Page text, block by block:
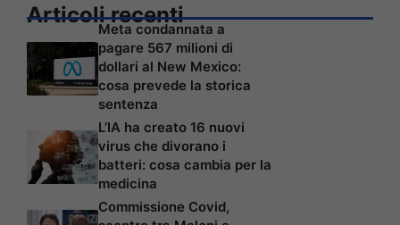
Articoli recenti
Meta condannata a
pagare 567 milioni di
dollari al New Mexico:
cosa prevede la storica
sentenza
L’IA ha creato 16 nuovi
virus che divorano i
batteri: cosa cambia per la
medicina
Commissione Covid,